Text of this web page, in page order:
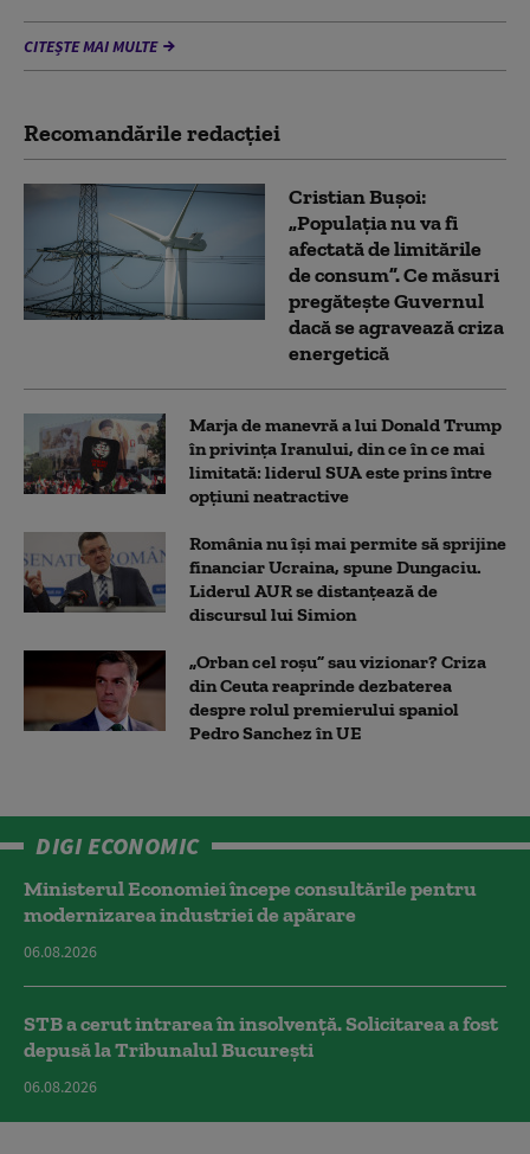
CITEȘTE MAI MULTE
Recomandările redacţiei
Cristian Bușoi:
„Populația nu va fi
afectată de limitările
de consum”. Ce măsuri
pregătește Guvernul
dacă se agravează criza
energetică
Marja de manevră a lui Donald Trump
în privința Iranului, din ce în ce mai
limitată: liderul SUA este prins între
opțiuni neatractive
România nu își mai permite să sprijine
financiar Ucraina, spune Dungaciu.
Liderul AUR se distanțează de
discursul lui Simion
„Orban cel roșu” sau vizionar? Criza
din Ceuta reaprinde dezbaterea
despre rolul premierului spaniol
Pedro Sanchez în UE
DIGI ECONOMIC
Ministerul Economiei începe consultările pentru
modernizarea industriei de apărare
06.08.2026
STB a cerut intrarea în insolvență. Solicitarea a fost
depusă la Tribunalul București
06.08.2026